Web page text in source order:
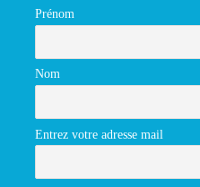
Prénom
Nom
Entrez votre adresse mail